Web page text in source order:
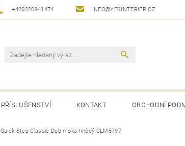
+420220941474 INFO@YESINTERIER.CZ
PŘÍSLUŠENSTVÍ KONTAKT OBCHODNÍ
Quick Step Classic Dub moka hnědý CLM5797